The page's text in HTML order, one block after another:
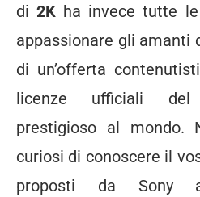
di2K ha invece tutte
appassionare gli amanti
di un’offerta
licenze ufficiali del
prestigioso al mondo.
curiosi di conoscere il
proposti da Sony